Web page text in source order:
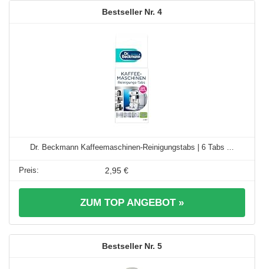
4
Dr. Beckmann Kaffeemaschinen-Reinigungstabs | 6 Tabs ...
2,95 €
ZUM TOP ANGEBOT »
5